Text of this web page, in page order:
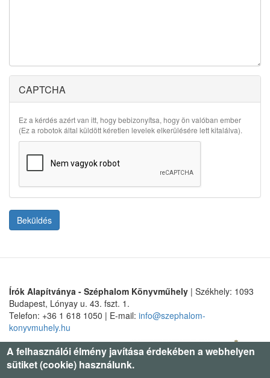
CAPTCHA
Ez a kérdés azért van itt, hogy bebizonyítsa, hogy ön valóban ember
(Ez a robotok által küldött kéretlen levelek elkerülésére lett kitalálva).
Beküldés
Írók Alapítványa - Széphalom Könyvműhely | Székhely: 1093
Budapest, Lónyay u. 43. fszt. 1.
Telefon: +36 1 618 1050 | E-mail: info@szephalom-
konyvmuhely.hu
A felhasználói élmény javítása érdekében a webhelyen
sütiket (cookie) használunk.